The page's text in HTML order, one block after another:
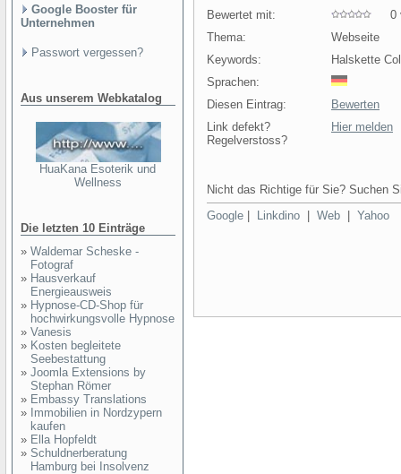
Google Booster für
Unternehmen
Passwort vergessen?
Aus unserem Webkatalog
HuaKana Esoterik und
Wellness
Die letzten 10 Einträge
» Waldemar Scheske -
Fotograf
» Hausverkauf
Energieausweis
» Hypnose-CD-Shop für
hochwirkungsvolle Hypnose
» Vanesis
» Kosten begleitete
Seebestattung
» Joomla Extensions by
Stephan Römer
» Embassy Translations
» Immobilien in Nordzypern
kaufen
» Ella Hopfeldt
» Schuldnerberatung
Hamburg bei Insolvenz
Bewertet mit:
0
Thema:
Webseite
Keywords:
Halskette
Sprachen:
Diesen Eintrag:
Bewerten
Link defekt?
Regelverstoss?
Hier melden
Nicht das Richtige für Sie? Suchen
Google
Linkdino Web Yahoo